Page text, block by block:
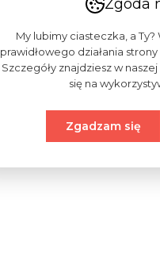
Zgoda
My lubimy ciasteczka, a
prawidłowego działania
Szczegóły znajdziesz w
się na
Zgadzam się